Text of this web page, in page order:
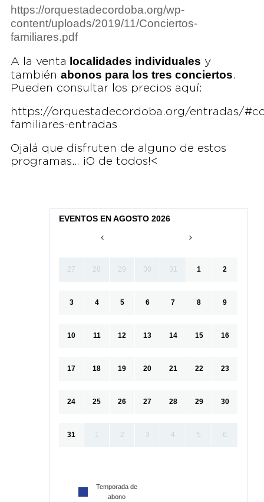
https://orquestadecordoba.org/wp-
content/uploads/2019/11/Conciertos-
familiares.pdf
A la venta localidades individuales y
también abonos para los tres conciertos.
Pueden consultar los precios aquí:
https://orquestadecordoba.org/entradas/
familiares-entradas
Ojalá que disfruten de alguno de estos
programas… ¡O de todos!<
EVENTOS EN AGOSTO 2026
27 28 29 30 31 1 2
3 4 5 6 7 8 9
10 11 12 13 14 15 16
17 18 19 20 21 22 23
24 25 26 27 28 29 30
31 1 2 3 4 5 6
Temporada de
abono